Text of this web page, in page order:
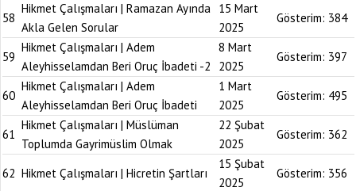
58
Hikmet Çalışmaları | Ramazan Ayında
Akla Gelen Sorular
15 Mart
2025
Gösterim: 384
59
Hikmet Çalışmaları | Adem
Aleyhisselamdan Beri Oruç İbadeti -2
8 Mart
2025
Gösterim: 397
60
Hikmet Çalışmaları | Adem
Aleyhisselamdan Beri Oruç İbadeti
1 Mart
2025
Gösterim: 495
61
Hikmet Çalışmaları | Müslüman
Toplumda Gayrimüslim Olmak
22 Şubat
2025
Gösterim: 362
62 Hikmet Çalışmaları | Hicretin Şartları
15 Şubat
2025
Gösterim: 356